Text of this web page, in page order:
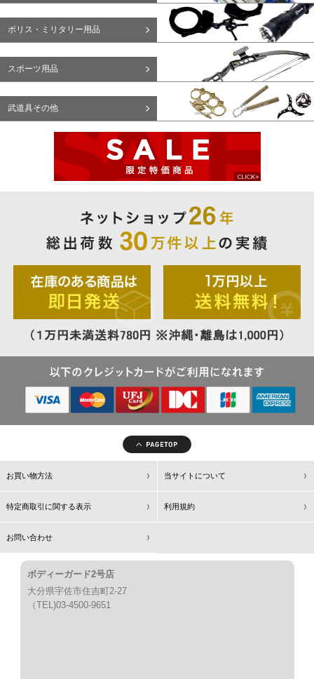
ポリス・ミリタリー用品
スポーツ用品
武道具その他
お買い物方法 当サイトについて
特定商取引に関する表示 利用規約
お問い合わせ
ボディーガード2号店
大分県宇佐市住吉町2-27
（TEL)03-4500-9651